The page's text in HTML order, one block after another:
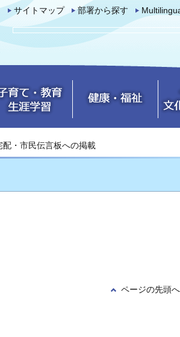
サイトマップ 部署から探す
配・市民伝言板への掲載
ページの先頭へ